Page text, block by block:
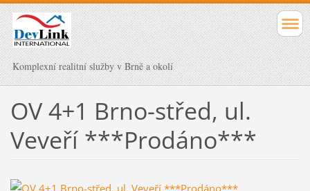
Komplexní realitní služby v Brně a okolí
OV 4+1 Brno-střed, ul.
Veveří ***Prodáno***